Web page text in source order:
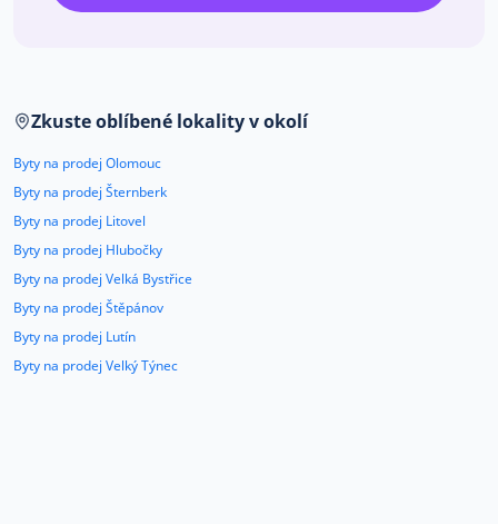
O nás
Kariéra
Kontakt
Zkuste oblíbené lokality v okolí
Byty na prodej Olomouc
Byty na prodej Šternberk
Byty na prodej Litovel
Byty na prodej Hlubočky
Byty na prodej Velká Bystřice
Byty na prodej Štěpánov
Byty na prodej Lutín
Byty na prodej Velký Týnec